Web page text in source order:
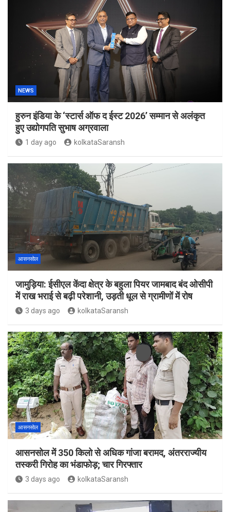
NEWS
हुरुन इंडिया के ‘स्टार्स ऑफ द ईस्ट 2026’ सम्मान से अलंकृत
हुए उद्योगपति सुभाष अग्रवाला
1 day ago kolkataSaransh
आसनसोल
जामुड़िया: ईसीएल केंदा क्षेत्र के बहुला पियर जामबाद बंद ओसीपी
में राख भराई से बढ़ी परेशानी, उड़ती धूल से ग्रामीणों में रोष
3 days ago kolkataSaransh
आसनसोल
आसनसोल में 350 किलो से अधिक गांजा बरामद, अंतरराज्यीय
तस्करी गिरोह का भंडाफोड़; चार गिरफ्तार
3 days ago kolkataSaransh